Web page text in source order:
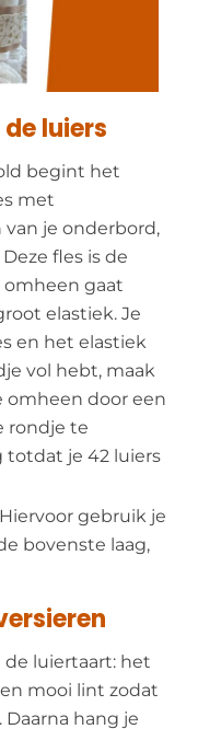
luiers
begint het
met
je onderbord,
fles is de
omheen gaat
elastiek. Je
en het elastiek
vol hebt, maak
omheen door een
rondje te
totdat je 42 luiers
gebruik je
bovenste laag,
luiertaart: het
mooi lint zodat
hang je